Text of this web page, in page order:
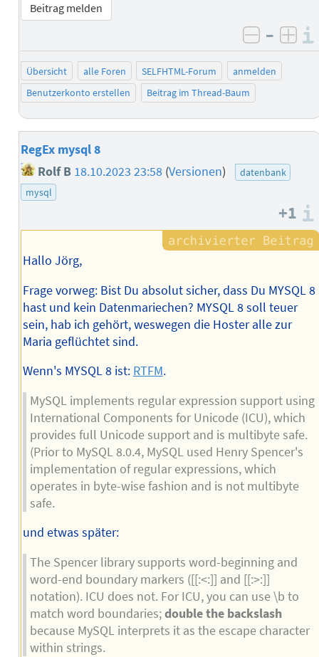
Beitrag melden
negativ
–
Übersicht alle Foren SELFHTML-Forum
anmelden
Benutzerkonto erstellen
Beitrag im Thread-Baum
RegEx mysql 8
Rolf B 18.10.2023 23:58 (Versionen)
datenbank
mysql
+1
Hallo Jörg,
Frage vorweg: Bist Du absolut sicher, dass Du MYSQL 8
hast und kein Datenmariechen? MYSQL 8 soll teuer
sein, hab ich gehört, weswegen die Hoster alle zur
Maria geflüchtet sind.
Wenn's MYSQL 8 ist: RTFM.
MySQL implements regular expression support using
International Components for Unicode (ICU), which
provides full Unicode support and is multibyte safe.
(Prior to MySQL 8.0.4, MySQL used Henry Spencer's
implementation of regular expressions, which
operates in byte-wise fashion and is not multibyte
safe.
und etwas später:
The Spencer library supports word-beginning and
word-end boundary markers ([[:<:]] and [[:>:]]
notation). ICU does not. For ICU, you can use \b to
match word boundaries;double the backslash
because MySQL interprets it as the escape character
within strings.